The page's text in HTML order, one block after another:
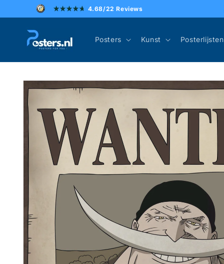
Meteen
naar de
content
4.68/22 Reviews
Posters Kunst Posterlijsten
Ga direct naar
productinformatie